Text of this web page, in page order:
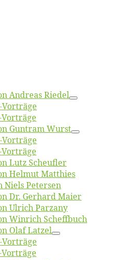
An­dre­as Riedel
Gun­tram Wurst
Lutz Scheufler
Hel­mut Matthies
Niels Petersen
Dr. Ger­hard Maier
Ul­rich Parzany
Win­rich Scheffbuch
Olaf Latzel